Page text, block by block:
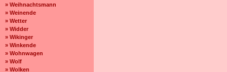
» Weihnachtsmann
» Weinende
» Wetter
» Widder
» Wikinger
» Winkende
» Wohnwagen
» Wolf
» Wolken